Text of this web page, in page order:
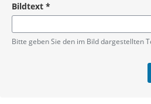
Bildtext *
Pflichtangabe
Bitte geben Sie den im Bild dargestellten